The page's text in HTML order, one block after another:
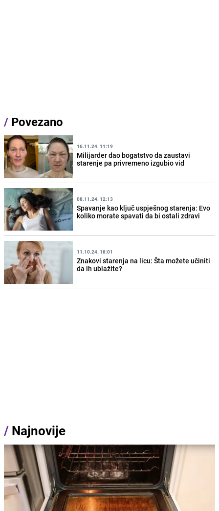
/ Povezano
16.11.24. 11:19
Milijarder dao bogatstvo da zaustavi
starenje pa privremeno izgubio vid
08.11.24. 12:13
Spavanje kao ključ uspješnog starenja: Evo
koliko morate spavati da bi ostali zdravi
11.10.24. 18:01
Znakovi starenja na licu: Šta možete učiniti
da ih ublažite?
/ Najnovije